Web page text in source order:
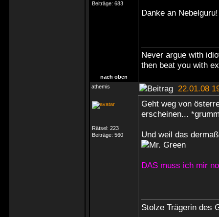
Beiträge: 683
Danke an
Never argue with
then beat you with
nach oben
athemis
22.01.08
Rätsel: 223
Beiträge: 560
Geht weg von
erscheinen...
Und weil das
DAS muss ich mir
Stolze Trägerin des